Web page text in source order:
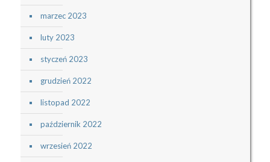
marzec 2023
luty 2023
styczeń 2023
grudzień 2022
listopad 2022
październik 2022
wrzesień 2022